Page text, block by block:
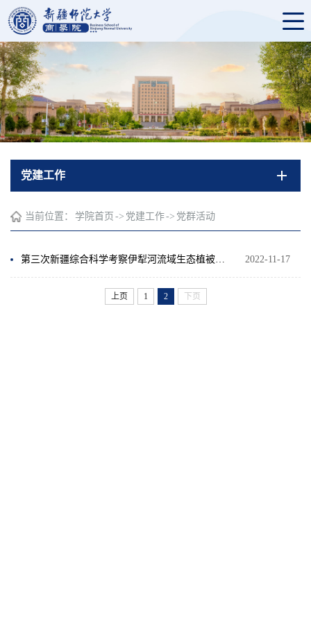
党建工作
当前位置： 学院首页 -> 党建工作-> 党群活动
2022-11-17
上页 1 2 下页